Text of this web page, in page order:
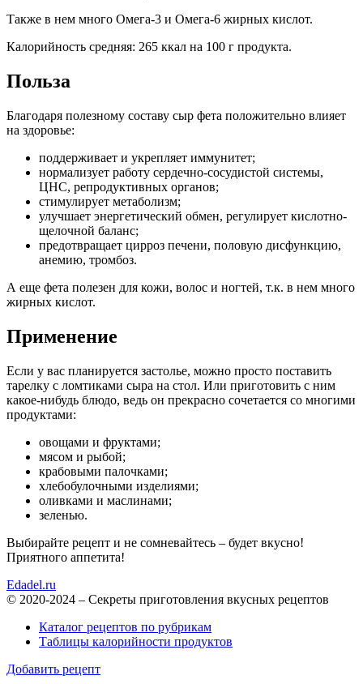
Также в нем много Омега-3 и Омега-6 жирных кислот.
Калорийность средняя: 265 ккал на 100 г продукта.
Польза
Благодаря полезному составу сыр фета положительно влияет
на здоровье:
поддерживает и укрепляет иммунитет;
нормализует работу сердечно-сосудистой системы,
ЦНС, репродуктивных органов;
стимулирует метаболизм;
улучшает энергетический обмен, регулирует кислотно-
щелочной баланс;
предотвращает цирроз печени, половую дисфункцию,
анемию, тромбоз.
А еще фета полезен для кожи, волос и ногтей, т.к. в нем много
жирных кислот.
Применение
Если у вас планируется застолье, можно просто поставить
тарелку с ломтиками сыра на стол. Или приготовить с ним
какое-нибудь блюдо, ведь он прекрасно сочетается со многими
продуктами:
овощами и фруктами;
мясом и рыбой;
крабовыми палочками;
хлебобулочными изделиями;
оливками и маслинами;
зеленью.
Выбирайте рецепт и не сомневайтесь – будет вкусно!
Приятного аппетита!
Edadel.ru
© 2020-2024 – Секреты приготовления вкусных рецептов
Каталог рецептов по рубрикам
Таблицы калорийности продуктов
Добавить рецепт